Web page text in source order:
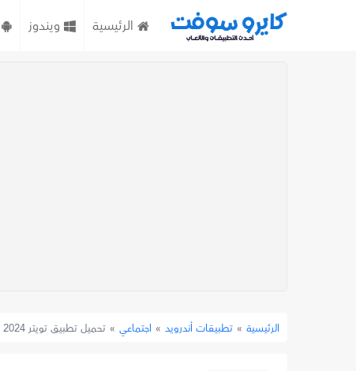
الرئيسية ويندوز
الرئيسية » تطبيقات أندرويد » اجتماعي » تحميل تطبيق تويتر X 2024 للأندرويد تنزيل تطبيق اكس Twitter